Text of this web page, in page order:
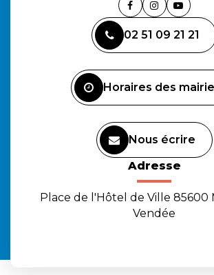
Lien
le
compte
Lien
le
compte
Lien
la
chaîne
02 51 09 21 21
Horaires des
Nous écrire
Adresse
Place de l'Hôtel de Ville 85600
Vendée